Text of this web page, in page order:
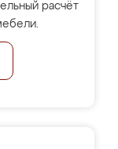
расчёт